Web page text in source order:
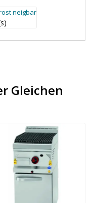
neigbar
Gleichen